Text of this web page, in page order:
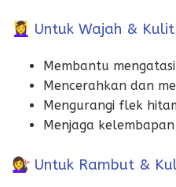
💆‍♀️ Untuk Wajah & Kulit
Membantu
Mencerahkan dan
Mengurangi flek
Menjaga
💇‍♀️ Untuk Rambut &